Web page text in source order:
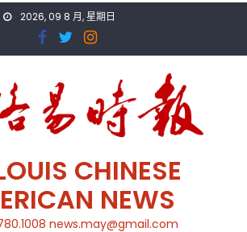
2026, 09 8 月, 星期日
CHINESE
NEWS
news.may@gmail.com